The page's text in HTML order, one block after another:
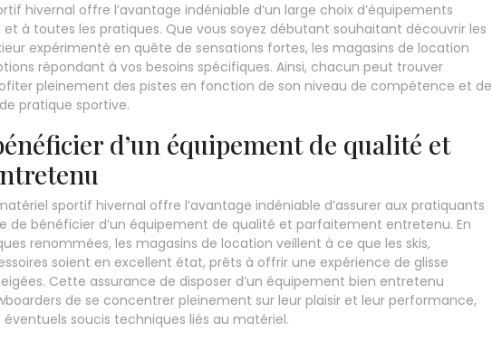
hivernal offre l’avantage indéniable d’un large choix d’équipements
à toutes les pratiques. Que vous soyez débutant souhaitant découvrir les
expérimenté en quête de sensations fortes, les magasins de location
répondant à vos besoins spécifiques. Ainsi, chacun peut trouver
pleinement des pistes en fonction de son niveau de compétence et de
pratique sportive.
d’un équipement de qualité et
sportif hivernal offre l’avantage indéniable d’assurer aux pratiquants
de bénéficier d’un équipement de qualité et parfaitement entretenu. En
renommées, les magasins de location veillent à ce que les skis,
soient en excellent état, prêts à offrir une expérience de glisse
Cette assurance de disposer d’un équipement bien entretenu
de se concentrer pleinement sur leur plaisir et leur performance,
éventuels soucis techniques liés au matériel.